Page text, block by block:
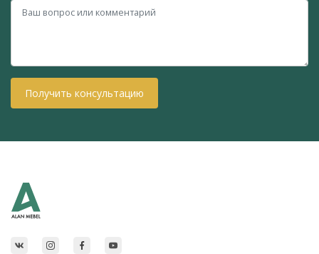
Получить консультацию